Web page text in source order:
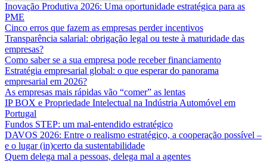
Inovação Produtiva 2026: Uma oportunidade estratégica para as
PME
Cinco erros que fazem as empresas perder incentivos
Transparência salarial: obrigação legal ou teste à maturidade das
empresas?
Como saber se a sua empresa pode receber financiamento
Estratégia empresarial global: o que esperar do panorama
empresarial em 2026?
As empresas mais rápidas vão “comer” as lentas
IP BOX e Propriedade Intelectual na Indústria Automóvel em
Portugal
Fundos STEP: um mal-entendido estratégico
DAVOS 2026: Entre o realismo estratégico, a cooperação possível –
e o lugar (in)certo da sustentabilidade
Quem delega mal a pessoas, delega mal a agentes